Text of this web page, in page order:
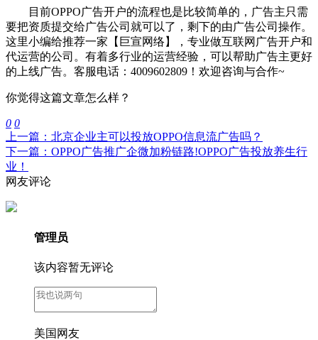
目前OPPO广告开户的流程也是比较简单的，广告主只需
要把资质提交给广告公司就可以了，剩下的由广告公司操作。
这里小编给推荐一家【巨宣网络】，专业做互联网广告开户和
代运营的公司。有着多行业的运营经验，可以帮助广告主更好
的上线广告。客服电话：4009602809！欢迎咨询与合作~
你觉得这篇文章怎么样？
0 0
上一篇：北京企业主可以投放OPPO信息流广告吗？
下一篇：OPPO广告推广企微加粉链路!OPPO广告投放养生行
业！
网友评论
管理员
该内容暂无评论
美国网友